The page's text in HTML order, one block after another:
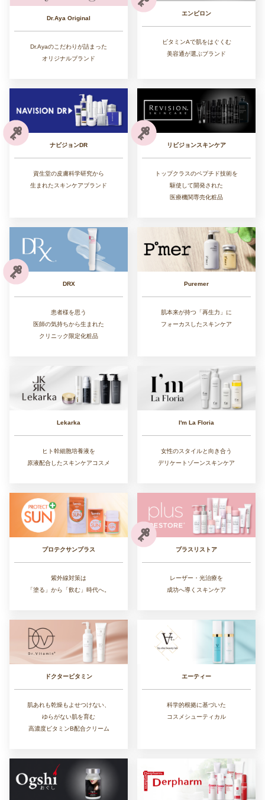
Dr.Aya Original
Dr.Ayaのこだわりが詰まった
オリジナルブランド
エンビロン
ビタミンAで肌をはぐくむ
美容通が選ぶブランド
ナビジョンDR
資生堂の皮膚科学研究から
生まれたスキンケアブランド
リビジョンスキンケア
トップクラスのペプチド技術を
駆使して開発された
医療機関専売化粧品
DRX
患者様を思う
医師の気持ちから生まれた
クリニック限定化粧品
Puremer
肌本来が持つ「再生力」に
フォーカスしたスキンケア
Lekarka
ヒト幹細胞培養液を
原液配合したスキンケアコスメ
I'm La Floria
女性のスタイルと向き合う
デリケートゾーンスキンケア
プロテクサンプラス
紫外線対策は
「塗る」から「飲む」時代へ。
プラスリストア
レーザー・光治療を
成功へ導くスキンケア
ドクタービタミン
肌あれも乾燥もよせつけない、
ゆらがない肌を育む
高濃度ビタミンB配合クリーム
エーティー
科学的根拠に基づいた
コスメシューティカル